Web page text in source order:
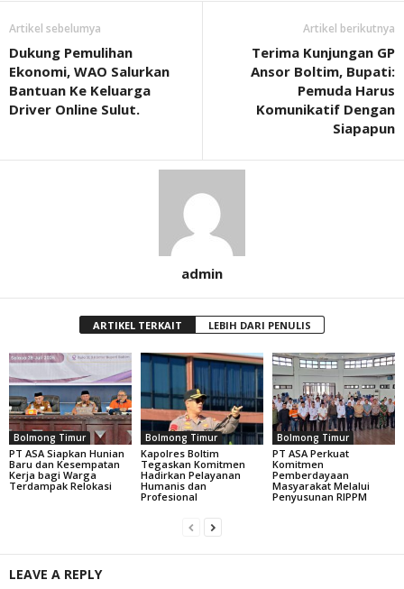
Artikel sebelumya
Dukung Pemulihan
Ekonomi, WAO Salurkan
Bantuan Ke Keluarga
Driver Online Sulut.
Artikel berikutnya
Terima Kunjungan GP
Ansor Boltim, Bupati:
Pemuda Harus
Komunikatif Dengan
Siapapun
admin
ARTIKEL TERKAIT LEBIH DARI PENULIS
Bolmong Timur
PT ASA Siapkan Hunian
Baru dan Kesempatan
Kerja bagi Warga
Terdampak Relokasi
Bolmong Timur
Kapolres Boltim
Tegaskan Komitmen
Hadirkan Pelayanan
Humanis dan
Profesional
Bolmong Timur
PT ASA Perkuat
Komitmen
Pemberdayaan
Masyarakat Melalui
Penyusunan RIPPM
LEAVE A REPLY